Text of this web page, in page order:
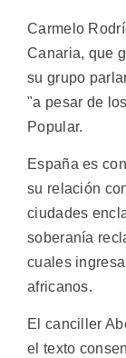
Carmelo
Canaria, que
su grupo
"a pesar de
Popular.
España es
su relación
ciudades
soberanía
cuales
africanos.
El canciller
el texto